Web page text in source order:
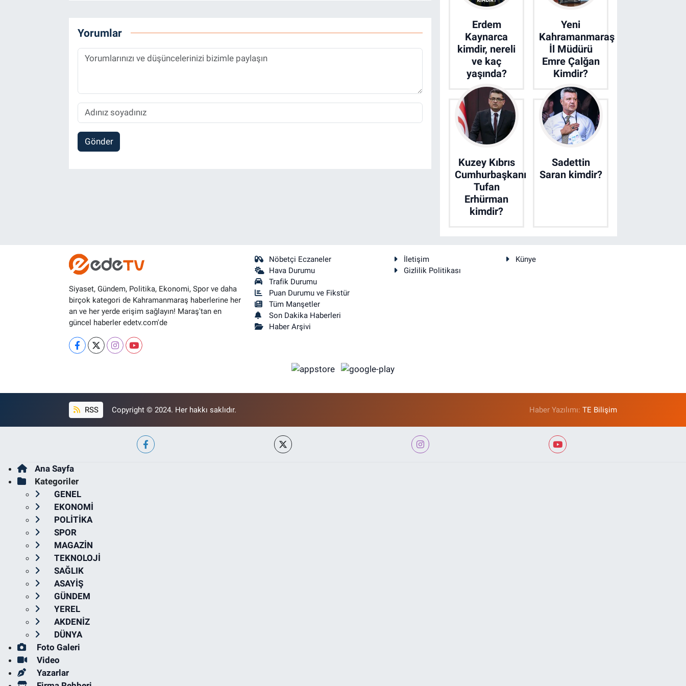
Yorumlar
Gönder
Erdem
Kaynarca
kimdir, nereli
ve kaç
yaşında?
Yeni
Kahramanmaraş
İl Müdürü
Emre Çalğan
Kimdir?
Kuzey Kıbrıs
Cumhurbaşkanı
Tufan
Erhürman
kimdir?
Sadettin
Saran kimdir?
Siyaset, Gündem, Politika, Ekonomi, Spor ve daha
birçok kategori de Kahramanmaraş haberlerine her
an ve her yerde erişim sağlayın! Maraş'tan en
güncel haberler edetv.com'de
Nöbetçi Eczaneler
Hava Durumu
Trafik Durumu
Puan Durumu ve Fikstür
Tüm Manşetler
Son Dakika Haberleri
Haber Arşivi
İletişim
Künye
Gizlilik Politikası
RSS Copyright © 2024. Her hakkı saklıdır. Haber Yazılımı:TE Bilişim
Ana Sayfa
Kategoriler
GENEL
EKONOMİ
POLİTİKA
SPOR
MAGAZİN
TEKNOLOJİ
SAĞLIK
ASAYİŞ
GÜNDEM
YEREL
AKDENİZ
DÜNYA
Foto Galeri
Video
Yazarlar